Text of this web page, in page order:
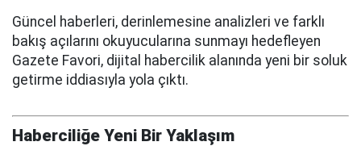
Güncel haberleri, derinlemesine analizleri ve farklı
bakış açılarını okuyucularına sunmayı hedefleyen
Gazete Favori, dijital habercilik alanında yeni bir soluk
getirme iddiasıyla yola çıktı.
Haberciliğe Yeni Bir Yaklaşım